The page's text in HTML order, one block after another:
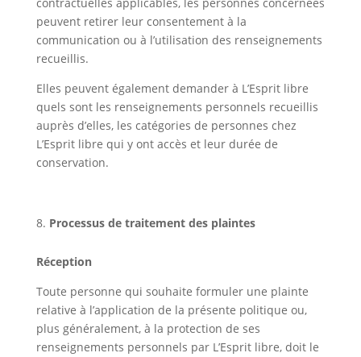
peuvent retirer leur consentement à la
communication ou à l’utilisation des renseignements
recueillis.
Elles peuvent également demander à L’Esprit libre
quels sont les renseignements personnels recueillis
auprès d’elles, les catégories de personnes chez
L’Esprit libre qui y ont accès et leur durée de
conservation.
Processus de traitement des plaintes
Réception
Toute personne qui souhaite formuler une plainte
relative à l’application de la présente politique ou,
plus généralement, à la protection de ses
renseignements personnels par L’Esprit libre, doit le